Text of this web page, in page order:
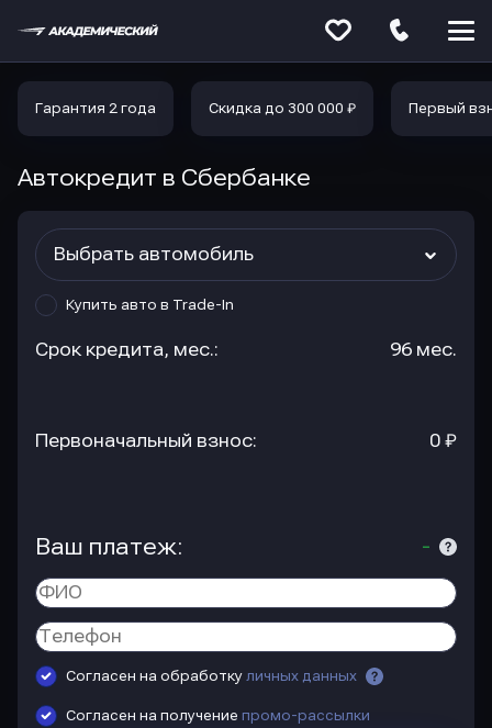
Гарантия 2 года Скидка до 300 000 ₽ Первый
Автокредит в Сбербанке
Выбрать автомобиль
Купить авто в Trade-In
Срок кредита, мес.: 96 мес.
Первоначальный взнос: 0 ₽
Ваш платеж: -
Согласен на обработку личных данных
Согласен на получение промо-рассылки